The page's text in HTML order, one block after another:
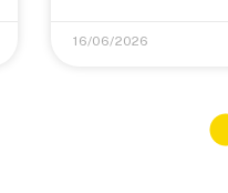
16/06/2026